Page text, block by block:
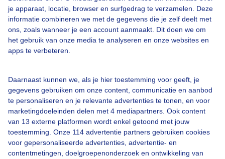
je apparaat, locatie, browser en surfgedrag te verzamelen. Deze
informatie combineren we met de gegevens die je zelf deelt met
ons, zoals wanneer je een account aanmaakt. Dit doen we om
het gebruik van onze media te analyseren en onze websites en
apps te verbeteren.
Daarnaast kunnen we, als je hier toestemming voor geeft, je
gegevens gebruiken om onze content, communicatie en aanbod
te personaliseren en je relevante advertenties te tonen, en voor
marketingdoeleinden delen met 4 mediapartners. Ook content
van 13 externe platformen wordt enkel getoond met jouw
toestemming. Onze 114 advertentie partners gebruiken cookies
voor gepersonaliseerde advertenties, advertentie- en
contentmetingen, doelgroepenonderzoek en ontwikkeling van
Weinigwind Opklaringen Gracht
Bekijk slideshow
Een moment geduld aub...